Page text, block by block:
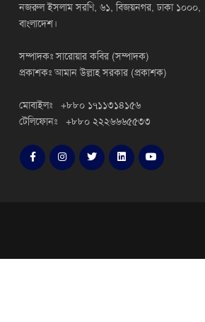
নজরুল ইসলাম সরণি, ৬১, বিজয়নগর, ঢাকা ১০০০,
বাংলাদেশ।
সম্পাদকঃ সারোয়ার কবির (সম্পাদক)
প্রকাশকঃ আমান উল্লাহ সরকার (প্রকাশক)
মোবাইলঃ +৮৮০ ১৭১১৩১৪১৫৬
টেলিফোনঃ +৮৮০ ২২২৬৬৬৫৫৩৩